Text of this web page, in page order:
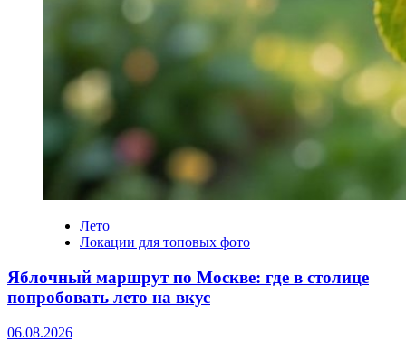
Лето
Локации для топовых фото
Яблочный маршрут по Москве: где в столице
попробовать лето на вкус
06.08.2026